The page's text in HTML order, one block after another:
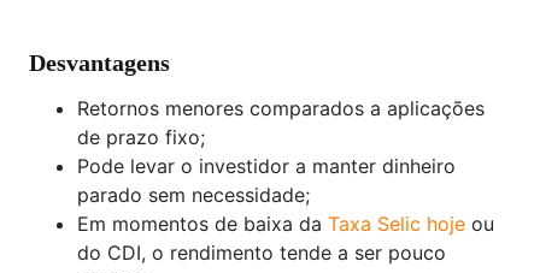
Desvantagens
Retornos menores comparados a aplicações
de prazo fixo;
Pode levar o investidor a manter dinheiro
parado sem necessidade;
Em momentos de baixa da Taxa Selic hoje ou
do CDI, o rendimento tende a ser pouco